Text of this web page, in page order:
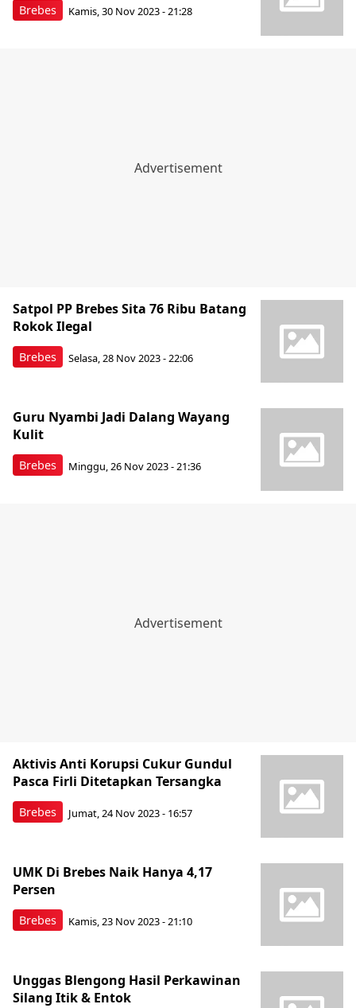
Brebes Kamis, 30 Nov 2023 - 21:28
Brebes
Satpol PP Brebes Sita 76 Ribu Batang
Rokok Ilegal
Selasa, 28 Nov 2023 - 22:06
Brebes
Guru Nyambi Jadi Dalang Wayang
Kulit
Minggu, 26 Nov 2023 - 21:36
Brebes
Aktivis Anti Korupsi Cukur Gundul
Pasca Firli Ditetapkan Tersangka
Jumat, 24 Nov 2023 - 16:57
Brebes
UMK Di Brebes Naik Hanya 4,17
Persen
Kamis, 23 Nov 2023 - 21:10
Unggas Blengong Hasil Perkawinan
Silang Itik & Entok